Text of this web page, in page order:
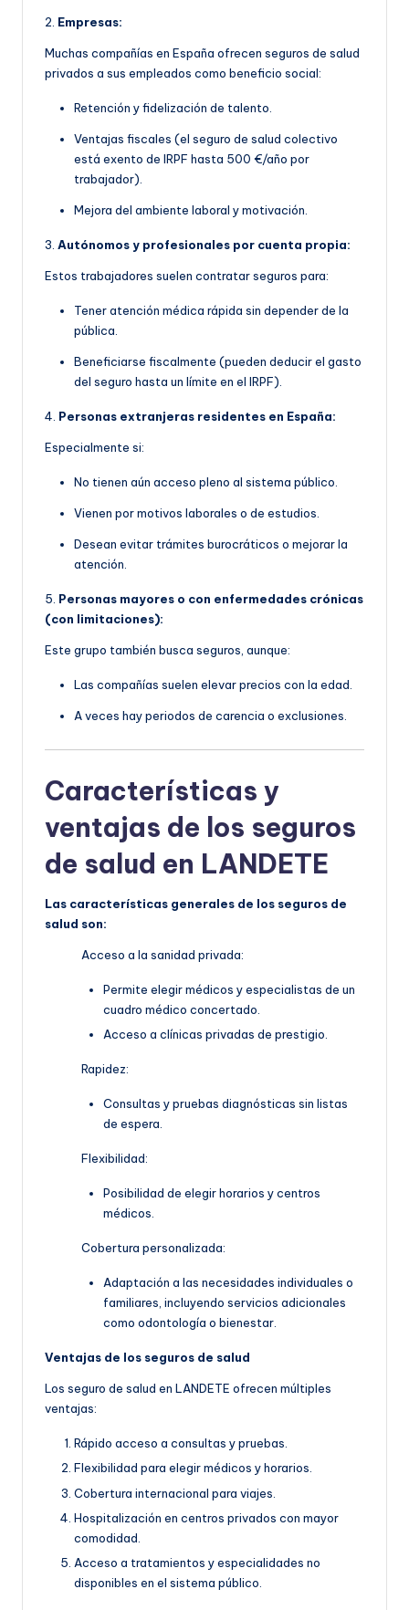
2. Empresas:
Muchas compañías en España ofrecen seguros de salud
privados a sus empleados como beneficio social:
Retención y fidelización de talento.
Ventajas fiscales (el seguro de salud colectivo
está exento de IRPF hasta 500 €/año por
trabajador).
Mejora del ambiente laboral y motivación.
3. Autónomos y profesionales por cuenta propia:
Estos trabajadores suelen contratar seguros para:
Tener atención médica rápida sin depender de la
pública.
Beneficiarse fiscalmente (pueden deducir el gasto
del seguro hasta un límite en el IRPF).
4. Personas extranjeras residentes en España:
Especialmente si:
No tienen aún acceso pleno al sistema público.
Vienen por motivos laborales o de estudios.
Desean evitar trámites burocráticos o mejorar la
atención.
5. Personas mayores o con enfermedades crónicas
(con limitaciones):
Este grupo también busca seguros, aunque:
Las compañías suelen elevar precios con la edad.
A veces hay periodos de carencia o exclusiones.
Características y
ventajas de los seguros
de salud en LANDETE
Las características generales de los seguros de
salud son:
Acceso a la sanidad privada:
Permite elegir médicos y especialistas de un
cuadro médico concertado.
Acceso a clínicas privadas de prestigio.
Rapidez:
Consultas y pruebas diagnósticas sin listas
de espera.
Flexibilidad:
Posibilidad de elegir horarios y centros
médicos.
Cobertura personalizada:
Adaptación a las necesidades individuales o
familiares, incluyendo servicios adicionales
como odontología o bienestar.
Ventajas de los seguros de salud
Los seguro de salud en LANDETE ofrecen múltiples
ventajas:
Rápido acceso a consultas y pruebas.
Flexibilidad para elegir médicos y horarios.
Cobertura internacional para viajes.
Hospitalización en centros privados con mayor
comodidad.
Acceso a tratamientos y especialidades no
disponibles en el sistema público.